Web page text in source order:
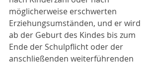
möglicherweise erschwerten
Erziehungsumständen, und er wird
ab der Geburt des Kindes bis zum
Ende der Schulpflicht oder der
anschließenden weiterführenden